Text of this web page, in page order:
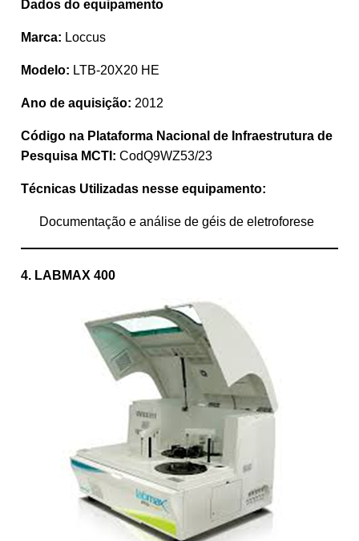
Dados do equipamento
Marca: Loccus
Modelo: LTB-20X20 HE
Ano de aquisição: 2012
Código na Plataforma Nacional de Infraestrutura de
Pesquisa MCTI: CodQ9WZ53/23
Técnicas Utilizadas nesse equipamento:
Documentação e análise de géis de eletroforese
4. LABMAX 400